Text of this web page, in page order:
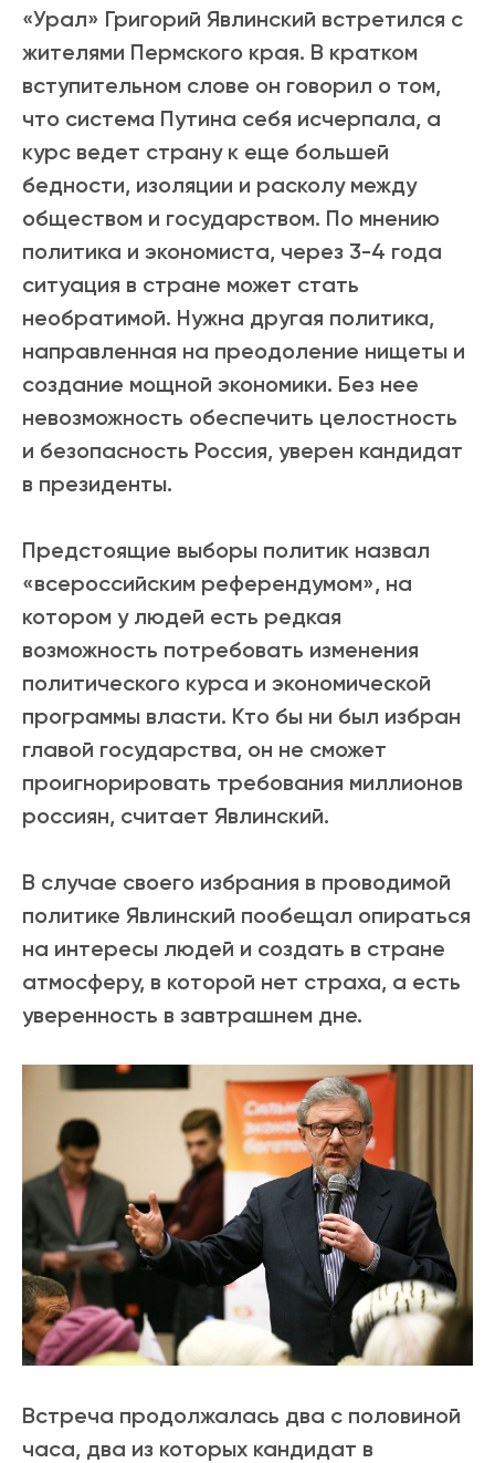
«Урал» Григорий Явлинский встретился с
жителями Пермского края. В кратком
вступительном слове он говорил о том,
что система Путина себя исчерпала, а
курс ведет страну к еще большей
бедности, изоляции и расколу между
обществом и государством. По мнению
политика и экономиста, через 3-4 года
ситуация в стране может стать
необратимой. Нужна другая политика,
направленная на преодоление нищеты и
создание мощной экономики. Без нее
невозможность обеспечить целостность
и безопасность Россия, уверен кандидат
в президенты.
Предстоящие выборы политик назвал
«всероссийским референдумом», на
котором у людей есть редкая
возможность потребовать изменения
политического курса и экономической
программы власти. Кто бы ни был избран
главой государства, он не сможет
проигнорировать требования миллионов
россиян, считает Явлинский.
В случае своего избрания в проводимой
политике Явлинский пообещал опираться
на интересы людей и создать в стране
атмосферу, в которой нет страха, а есть
уверенность в завтрашнем дне.
Встреча продолжалась два с половиной
часа, два из которых кандидат в